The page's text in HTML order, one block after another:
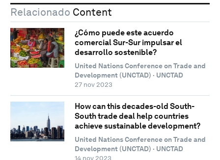
Relacionado Content
¿Cómo puede este acuerdo
comercial Sur-Sur impulsar el
desarrollo sostenible?
United Nations Conference on Trade and
Development (UNCTAD) · UNCTAD
27 nov 2023
How can this decades-old South-
South trade deal help countries
achieve sustainable development?
United Nations Conference on Trade and
Development (UNCTAD) · UNCTAD
14 nov 2023